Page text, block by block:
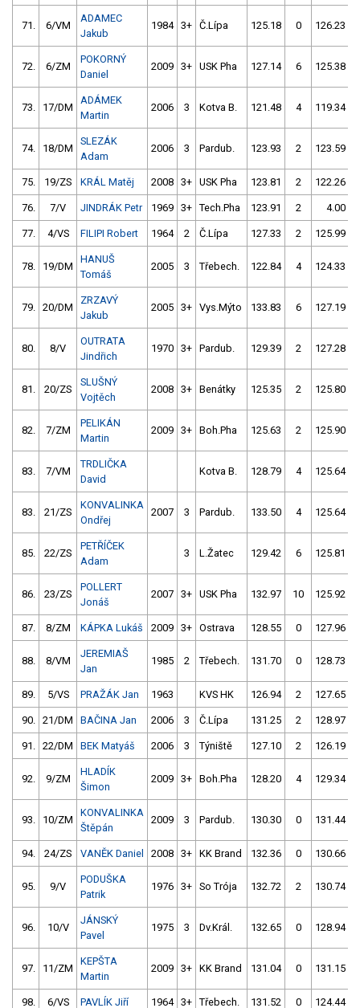
71. 6/VM
ADAMEC
Jakub
1984 3+ Č.Lípa 125.18 0 126.23
72. 6/ZM
POKORNÝ
Daniel
2009 3+ USK Pha 127.14 6 125.38
73. 17/DM
ADÁMEK
Martin
2006 3 Kotva B. 121.48 4 119.34
74. 18/DM
SLEZÁK
Adam
2006 3 Pardub. 123.93 2 123.59
75. 19/ZS KRÁL Matěj 2008 3+ USK Pha 123.81 2 122.26
76. 7/V JINDRÁK Petr 1969 3+ Tech.Pha 123.91 2 4.00
77. 4/VS FILIPI Robert 1964 2 Č.Lípa 127.33 2 125.99
78. 19/DM
HANUŠ
Tomáš
2005 3 Třebech. 122.84 4 124.33
79. 20/DM
ZRZAVÝ
Jakub
2005 3+ Vys.Mýto 133.83 6 127.19
80. 8/V
OUTRATA
Jindřich
1970 3+ Pardub. 129.39 2 127.28
81. 20/ZS
SLUŠNÝ
Vojtěch
2008 3+ Benátky 125.35 2 125.80
82. 7/ZM
PELIKÁN
Martin
2009 3+ Boh.Pha 125.63 2 125.90
83. 7/VM
TRDLIČKA
David
Kotva B. 128.79 4 125.64
83. 21/ZS
KONVALINKA
Ondřej
2007 3 Pardub. 133.50 4 125.64
85. 22/ZS
PETŘÍČEK
Adam
3 L.Žatec 129.42 6 125.81
86. 23/ZS
POLLERT
Jonáš
2007 3+ USK Pha 132.97 10 125.92
87. 8/ZM KÁPKA Lukáš 2009 3+ Ostrava 128.55 0 127.96
88. 8/VM
JEREMIAŠ
Jan
1985 2 Třebech. 131.70 0 128.73
89. 5/VS PRAŽÁK Jan 1963 KVS HK 126.94 2 127.65
90. 21/DM BAČINA Jan 2006 3 Č.Lípa 131.25 2 128.97
91. 22/DM BEK Matyáš 2006 3 Týniště 127.10 2 126.19
92. 9/ZM
HLADÍK
Šimon
2009 3+ Boh.Pha 128.20 4 129.34
93. 10/ZM
KONVALINKA
Štěpán
2009 3 Pardub. 130.30 0 131.44
94. 24/ZS VANĚK Daniel 2008 3+ KK Brand 132.36 0 130.66
95. 9/V
PODUŠKA
Patrik
1976 3+ So Trója 132.72 2 130.74
96. 10/V
JÁNSKÝ
Pavel
1975 3 Dv.Král. 132.65 0 128.94
97. 11/ZM
KEPŠTA
Martin
2009 3+ KK Brand 131.04 0 131.15
98. 6/VS PAVLÍK Jiří 1964 3+ Třebech. 131.52 0 124.44